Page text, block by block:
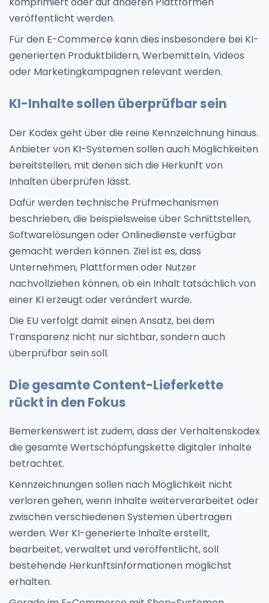
veröffentlicht werden.
Für den E-Commerce kann dies insbesondere bei KI-
generierten Produktbildern, Werbemitteln, Videos
oder Marketingkampagnen relevant werden.
KI-Inhalte sollen überprüfbar sein
Der Kodex geht über die reine Kennzeichnung hinaus.
Anbieter von KI-Systemen sollen auch Möglichkeiten
bereitstellen, mit denen sich die Herkunft von
Inhalten überprüfen lässt.
Dafür werden technische Prüfmechanismen
beschrieben, die beispielsweise über Schnittstellen,
Softwarelösungen oder Onlinedienste verfügbar
gemacht werden können. Ziel ist es, dass
Unternehmen, Plattformen oder Nutzer
nachvollziehen können, ob ein Inhalt tatsächlich von
einer KI erzeugt oder verändert wurde.
Die EU verfolgt damit einen Ansatz, bei dem
Transparenz nicht nur sichtbar, sondern auch
überprüfbar sein soll.
Die gesamte Content-Lieferkette
rückt in den Fokus
Bemerkenswert ist zudem, dass der Verhaltenskodex
die gesamte Wertschöpfungskette digitaler Inhalte
betrachtet.
Kennzeichnungen sollen nach Möglichkeit nicht
verloren gehen, wenn Inhalte weiterverarbeitet oder
zwischen verschiedenen Systemen übertragen
werden. Wer KI-generierte Inhalte erstellt,
bearbeitet, verwaltet und veröffentlicht, soll
bestehende Herkunftsinformationen möglichst
erhalten.